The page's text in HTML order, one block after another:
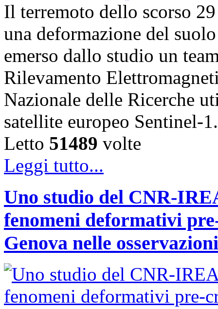
Il terremoto dello scorso
una deformazione del
emerso dallo studio un
Rilevamento
Nazionale delle Ricerche
satellite europeo
Letto 51489 volte
Leggi tutto...
Uno studio del CNR-
fenomeni deformativi
Genova nelle